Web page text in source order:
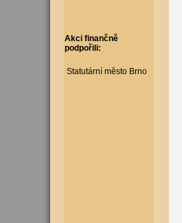
Akci finančně
podpořili:
Statutární město Brno